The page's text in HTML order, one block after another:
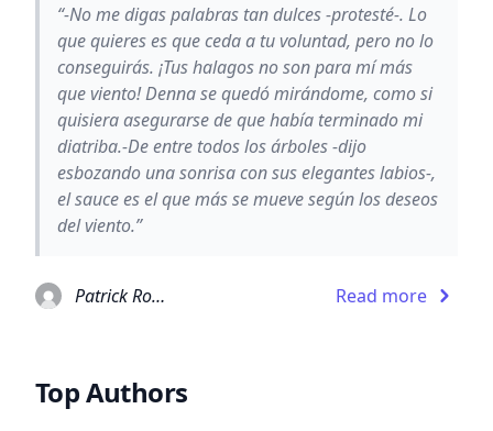
“-No me digas palabras tan dulces -protesté-. Lo
que quieres es que ceda a tu voluntad, pero no lo
conseguirás. ¡Tus halagos no son para mí más
que viento! Denna se quedó mirándome, como si
quisiera asegurarse de que había terminado mi
diatriba.-De entre todos los árboles -dijo
esbozando una sonrisa con sus elegantes labios-,
el sauce es el que más se mueve según los deseos
del viento.”
Patrick Rothfuss Read more
Top Authors